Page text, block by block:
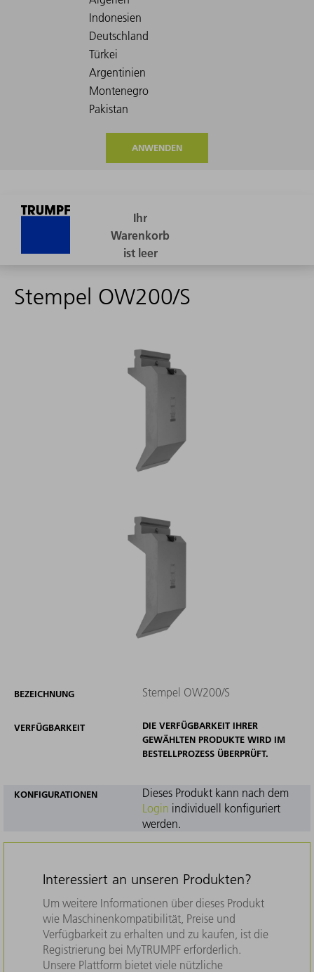
ANWENDEN
Stempel OW200/S
BEZEICHNUNG Stempel OW200/S
VERFÜGBARKEIT
DIE VERFÜGBARKEIT IHRER
GEWÄHLTEN PRODUKTE WIRD IM
BESTELLPROZESS ÜBERPRÜFT.
KONFIGURATIONEN
Dieses Produkt kann nach dem
Login individuell konfiguriert
werden.
Interessiert an unseren Produkten?
Um weitere Informationen über dieses Produkt
wie Maschinenkompatibilität, Preise und
Verfügbarkeit zu erhalten und zu kaufen, ist die
Registrierung bei MyTRUMPF erforderlich.
Unsere Plattform bietet viele nützliche